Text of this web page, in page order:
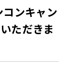
ンキャン
ただきま